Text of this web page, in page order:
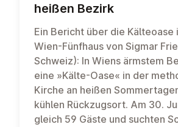
heißen Bezirk
Ein Bericht über die Kälteoase
Wien-Fünfhaus von Sigmar
Schweiz): In Wiens ärmstem
eine »Kälte-Oase« in der
Kirche an heißen
kühlen Rückzugsort. Am 30.
gleich 59 Gäste und suchten